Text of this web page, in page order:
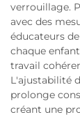
verrouillage.
avec des
éducateurs
chaque
travail
L'ajustabilité
prolonge
créant une